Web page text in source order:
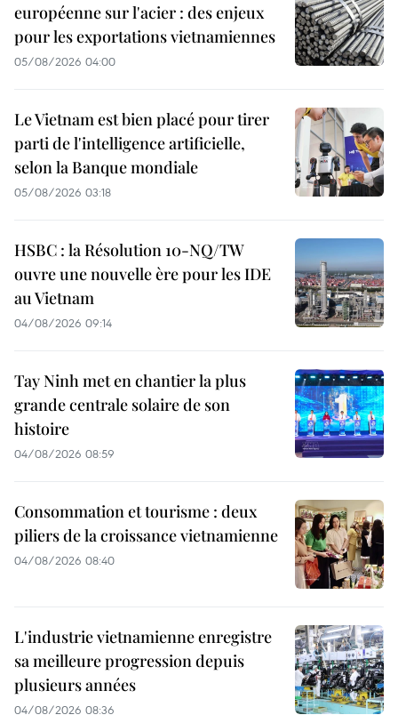
européenne sur l'acier : des enjeux
pour les exportations vietnamiennes
05/08/2026 04:00
Le Vietnam est bien placé pour tirer
parti de l'intelligence artificielle,
selon la Banque mondiale
05/08/2026 03:18
HSBC : la Résolution 10-NQ/TW
ouvre une nouvelle ère pour les IDE
au Vietnam
04/08/2026 09:14
Tay Ninh met en chantier la plus
grande centrale solaire de son
histoire
04/08/2026 08:59
Consommation et tourisme : deux
piliers de la croissance vietnamienne
04/08/2026 08:40
L'industrie vietnamienne enregistre
sa meilleure progression depuis
plusieurs années
04/08/2026 08:36